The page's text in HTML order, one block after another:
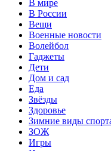
В мире
В России
Вещи
Военные новости
Волейбол
Гаджеты
Дети
Дом и сад
Еда
Звёзды
Здоровье
Зимние виды
ЗОЖ
Игры